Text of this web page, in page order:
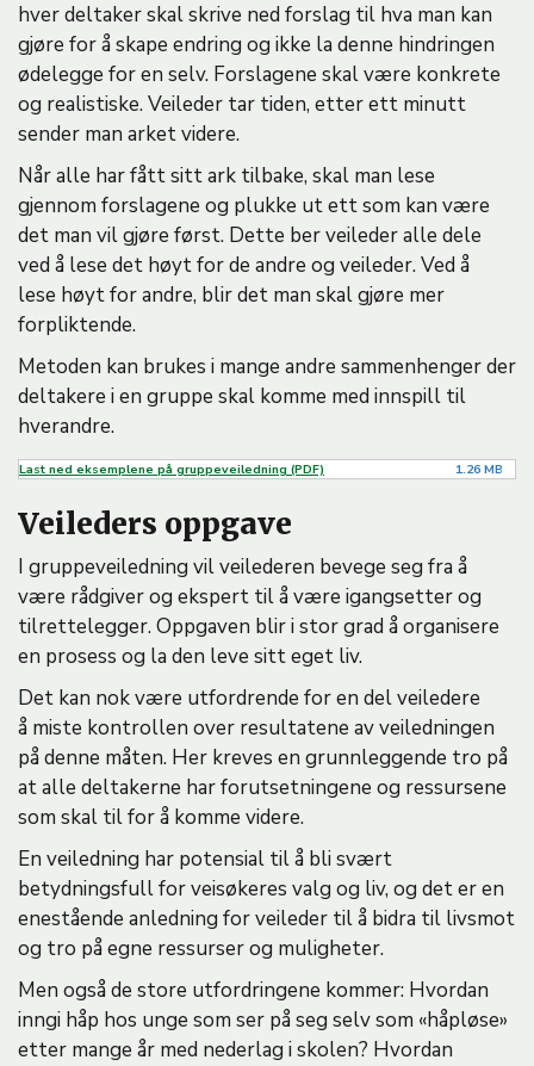
hver deltaker skal skrive ned forslag til hva man kan
gjøre for å skape endring og ikke la denne hindringen
ødelegge for en selv. Forslagene skal være konkrete
og realistiske. Veileder tar tiden, etter ett minutt
sender man arket videre.
Når alle har fått sitt ark tilbake, skal man lese
gjennom forslagene og plukke ut ett som kan være
det man vil gjøre først. Dette ber veileder alle dele
ved å lese det høyt for de andre og veileder. Ved å
lese høyt for andre, blir det man skal gjøre mer
forpliktende.
Metoden kan brukes i mange andre sammenhenger der
deltakere i en gruppe skal komme med innspill til
hverandre.
F
l
Last ned eksemplene på gruppeveiledning (PDF) 1.26 MB
Veileders oppgave
I gruppeveiledning vil veilederen bevege seg fra å
være rådgiver og ekspert til å være igangsetter og
tilrettelegger. Oppgaven blir i stor grad å organisere
en prosess og la den leve sitt eget liv.
Det kan nok være utfordrende for en del veiledere
å miste kontrollen over resultatene av veiledningen
på denne måten. Her kreves en grunnleggende tro på
at alle deltakerne har forutsetningene og ressursene
som skal til for å komme videre.
En veiledning har potensial til å bli svært
betydningsfull for veisøkeres valg og liv, og det er en
enestående anledning for veileder til å bidra til livsmot
og tro på egne ressurser og muligheter.
Men også de store utfordringene kommer: Hvordan
inngi håp hos unge som ser på seg selv som «håpløse»
etter mange år med nederlag i skolen? Hvordan